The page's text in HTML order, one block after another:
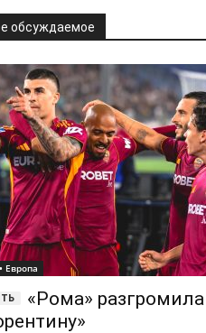
обсуждаемое
Европа
«Рома» разгромила